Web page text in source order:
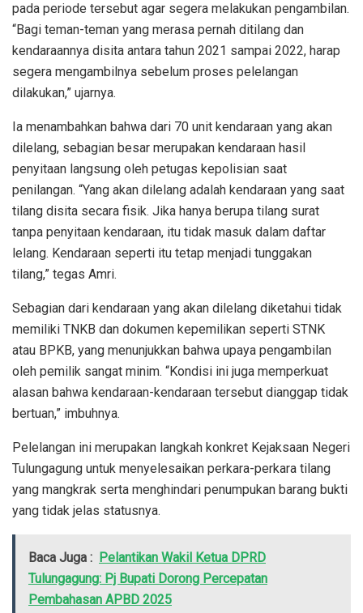
pada periode tersebut agar segera melakukan pengambilan.
“Bagi teman-teman yang merasa pernah ditilang dan
kendaraannya disita antara tahun 2021 sampai 2022, harap
segera mengambilnya sebelum proses pelelangan
dilakukan,” ujarnya.
Ia menambahkan bahwa dari 70 unit kendaraan yang akan
dilelang, sebagian besar merupakan kendaraan hasil
penyitaan langsung oleh petugas kepolisian saat
penilangan. “Yang akan dilelang adalah kendaraan yang saat
tilang disita secara fisik. Jika hanya berupa tilang surat
tanpa penyitaan kendaraan, itu tidak masuk dalam daftar
lelang. Kendaraan seperti itu tetap menjadi tunggakan
tilang,” tegas Amri.
Sebagian dari kendaraan yang akan dilelang diketahui tidak
memiliki TNKB dan dokumen kepemilikan seperti STNK
atau BPKB, yang menunjukkan bahwa upaya pengambilan
oleh pemilik sangat minim. “Kondisi ini juga memperkuat
alasan bahwa kendaraan-kendaraan tersebut dianggap tidak
bertuan,” imbuhnya.
Pelelangan ini merupakan langkah konkret Kejaksaan Negeri
Tulungagung untuk menyelesaikan perkara-perkara tilang
yang mangkrak serta menghindari penumpukan barang bukti
yang tidak jelas statusnya.
Baca Juga : Pelantikan Wakil Ketua DPRD
Tulungagung: Pj Bupati Dorong Percepatan
Pembahasan APBD 2025